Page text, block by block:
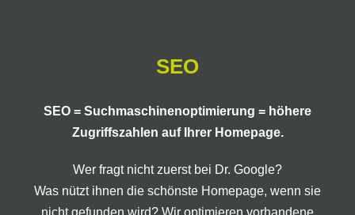
SEO
SEO = Suchmaschinenoptimierung = höhere
Zugriffszahlen auf Ihrer Homepage.
Wer fragt nicht zuerst bei Dr. Google?
Was nützt ihnen die schönste Homepage, wenn sie
nicht gefunden wird? Wir optimieren vorhandene